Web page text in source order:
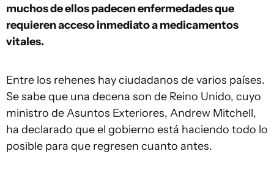
muchos de ellos padecen enfermedades que
requieren acceso inmediato a medicamentos
vitales.
Entre los rehenes hay ciudadanos de varios países.
Se sabe que una decena son de Reino Unido, cuyo
ministro de Asuntos Exteriores, Andrew Mitchell,
ha declarado que el gobierno está haciendo todo lo
posible para que regresen cuanto antes.